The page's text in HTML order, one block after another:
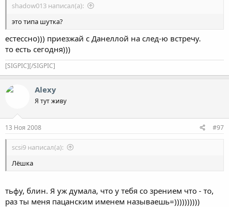
shadow013 написал(а):
это типа шутка?
естессно))) приезжай с Данеллой на след-ю встречу.
то есть сегодня)))
[SIGPIC][/SIGPIC]
Alexy
Я тут живу
13 Ноя 2008 #97
scsi9 написал(а):
Лёшка
тьфу, блин. Я уж думала, что у тебя со зрением что - то,
раз ты меня пацанским именем называешь=))))))))))